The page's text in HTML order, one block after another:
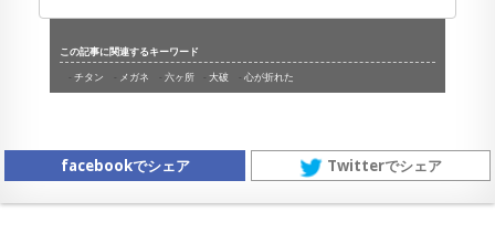
この記事に関連するキーワード
チタン
メガネ 六ヶ所 大破 心が折れた
facebookでシェア Twitterでシェア